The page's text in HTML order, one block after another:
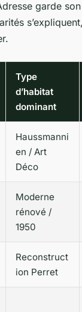
garde
Type
d’habitat
dominant
Haussmanni
en / Art
Déco
Moderne
rénové /
1950
Reconstruct
ion Perret